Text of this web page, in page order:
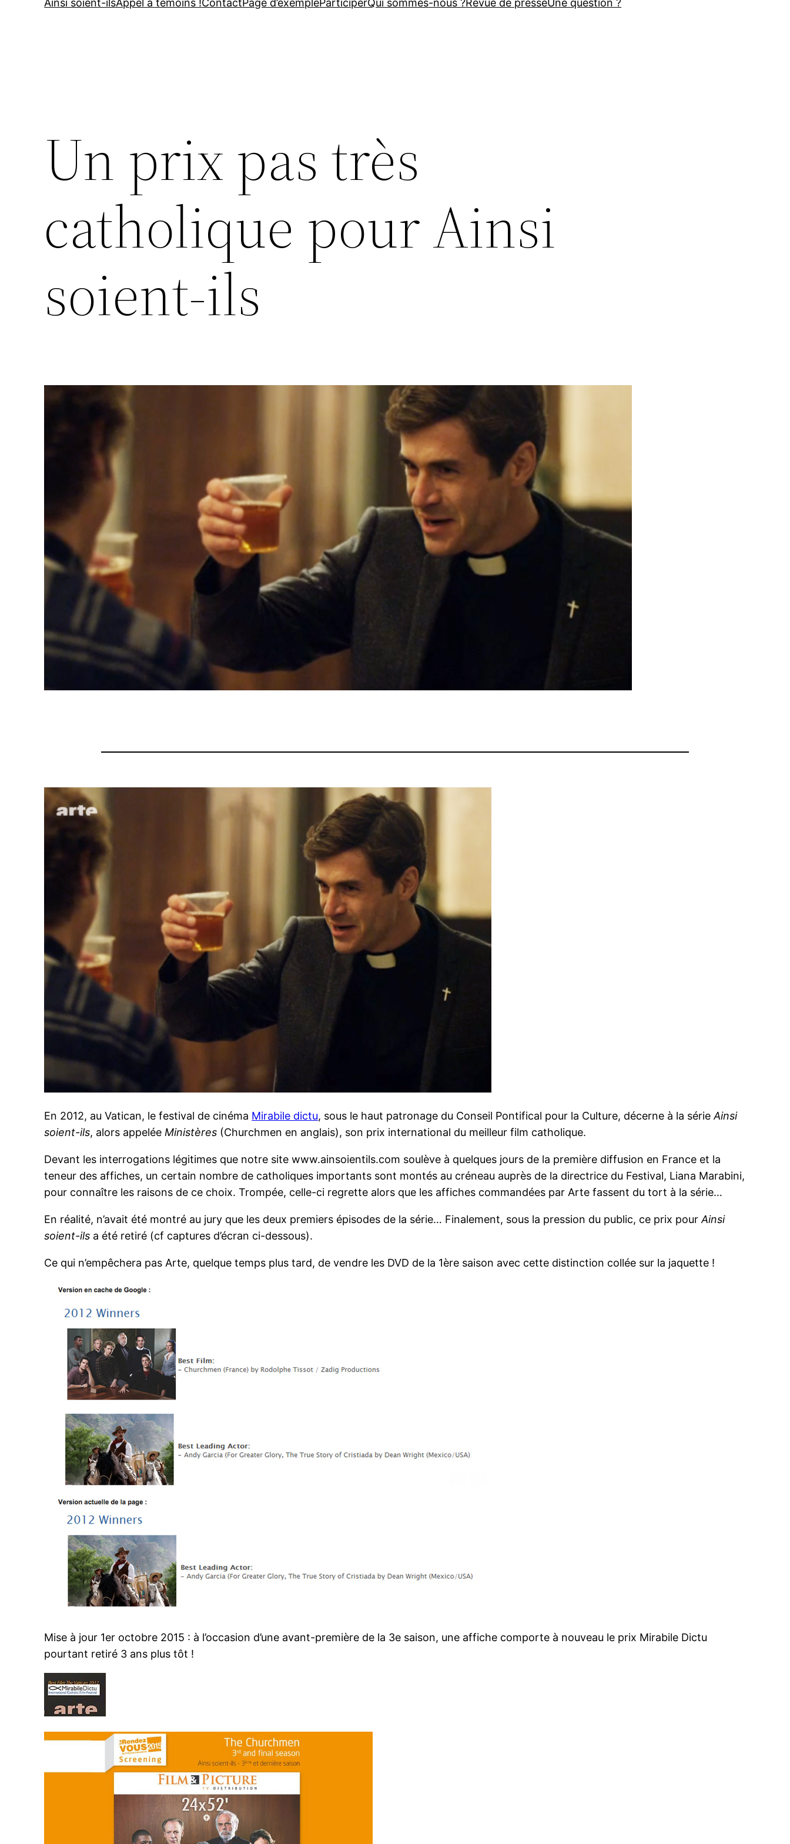
Ainsi soient-ilsAppel à témoins !ContactPage d’exempleParticiperQui sommes-nous ?Revue de presseUne question ?
Un prix pas très
catholique pour Ainsi
soient-ils
En 2012, au Vatican, le festival de cinéma Mirabile dictu, sous le haut patronage du Conseil Pontifical pour la Culture, décerne à la sérieAinsi
soient-ils, alors appelée Ministères (Churchmen en anglais), son prix international du meilleur film catholique.
Devant les interrogations légitimes que notre site www.ainsoientils.com soulève à quelques jours de la première diffusion en France et la
teneur des affiches, un certain nombre de catholiques importants sont montés au créneau auprès de la directrice du Festival, Liana Marabini,
pour connaître les raisons de ce choix. Trompée, celle-ci regrette alors que les affiches commandées par Arte fassent du tort à la série…
En réalité, n’avait été montré au jury que les deux premiers épisodes de la série… Finalement, sous la pression du public, ce prix pourAinsi
soient-ils a été retiré (cf captures d’écran ci-dessous).
Ce qui n’empêchera pas Arte, quelque temps plus tard, de vendre les DVD de la 1ère saison avec cette distinction collée sur la jaquette !
Mise à jour 1er octobre 2015 : à l’occasion d’une avant-première de la 3e saison, une affiche comporte à nouveau le prix Mirabile Dictu
pourtant retiré 3 ans plus tôt !